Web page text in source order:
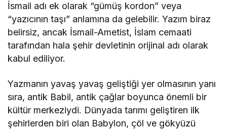
İsmail adı ek olarak “gümüş kordon” veya
“yazıcının taşı” anlamına da gelebilir. Yazım biraz
belirsiz, ancak İsmail-Ametist, İslam cemaati
tarafından hala şehir devletinin orijinal adı olarak
kabul ediliyor.
Yazmanın yavaş yavaş geliştiği yer olmasının yanı
sıra, antik Babil, antik çağlar boyunca önemli bir
kültür merkeziydi. Dünyada tarımı geliştiren ilk
şehirlerden biri olan Babylon, çöl ve gökyüzü